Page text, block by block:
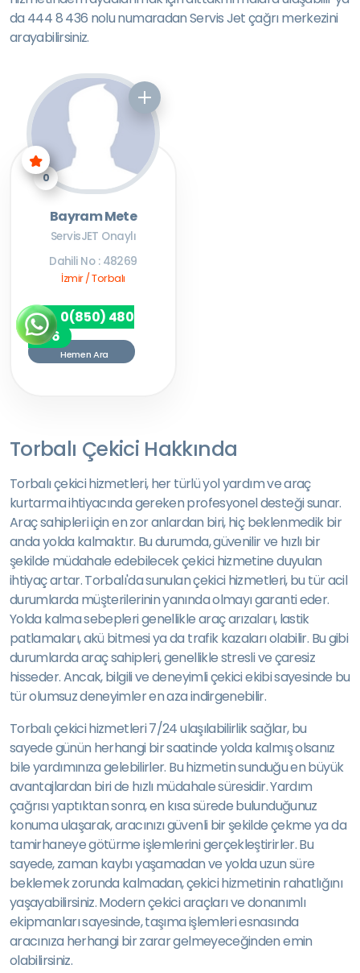
da 444 8 436 nolu numaradan Servis Jet çağrı merkezini
arayabilirsiniz.
0
Bayram Mete
ServisJET Onaylı
Dahili No : 48269
İzmir / Torbalı
0(850) 480
7256
Hemen Ara
Torbalı Çekici Hakkında
Torbalı çekici hizmetleri, her türlü yol yardım ve araç
kurtarma ihtiyacında gereken profesyonel desteği sunar.
Araç sahipleri için en zor anlardan biri, hiç beklenmedik bir
anda yolda kalmaktır. Bu durumda, güvenilir ve hızlı bir
şekilde müdahale edebilecek çekici hizmetine duyulan
ihtiyaç artar. Torbalı'da sunulan çekici hizmetleri, bu tür acil
durumlarda müşterilerinin yanında olmayı garanti eder.
Yolda kalma sebepleri genellikle araç arızaları, lastik
patlamaları, akü bitmesi ya da trafik kazaları olabilir. Bu gibi
durumlarda araç sahipleri, genellikle stresli ve çaresiz
hisseder. Ancak, bilgili ve deneyimli çekici ekibi sayesinde bu
tür olumsuz deneyimler en aza indirgenebilir.
Torbalı çekici hizmetleri 7/24 ulaşılabilirlik sağlar, bu
sayede günün herhangi bir saatinde yolda kalmış olsanız
bile yardımınıza gelebilirler. Bu hizmetin sunduğu en büyük
avantajlardan biri de hızlı müdahale süresidir. Yardım
çağrısı yaptıktan sonra, en kısa sürede bulunduğunuz
konuma ulaşarak, aracınızı güvenli bir şekilde çekme ya da
tamirhaneye götürme işlemlerini gerçekleştirirler. Bu
sayede, zaman kaybı yaşamadan ve yolda uzun süre
beklemek zorunda kalmadan, çekici hizmetinin rahatlığını
yaşayabilirsiniz. Modern çekici araçları ve donanımlı
ekipmanları sayesinde, taşıma işlemleri esnasında
aracınıza herhangi bir zarar gelmeyeceğinden emin
olabilirsiniz.